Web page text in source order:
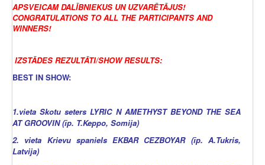
APSVEICAM DALĪBNIEKUS UN UZVARĒTĀJUS!
CONGRATULATIONS TO ALL THE PARTICIPANTS AND
WINNERS!
IZSTĀDES REZULTĀTI/SHOW RESULTS:
BEST IN SHOW:
1.vieta Skotu seters LYRIC N AMETHYST BEYOND THE SEA
AT GROOVIN (īp. T.Keppo, Somija)
2. vieta Krievu spaniels EKBAR CEZBOYAR (īp. A.Tukris,
Latvija)